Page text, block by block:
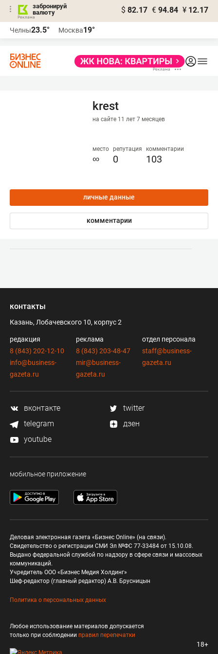
забронируй
валюту
$ 82.17 € 94.84 ¥ 12.17
Челны23.5° Москва19°
krest
на сайте 11 лет 7 месяцев
место
∞
репутация
0
комментарии
103
личные данные
комментарии
контакты
Казань, Лобачевского 10, корпус 2
редакция
8 (843) 202-12-10
info@business-
gazeta.ru
реклама
8 (843) 203-48-47
mir@business-
gazeta.ru
отдел персонала
staff@business-
gazeta.ru
вконтакте
twitter
telegram
дзен
youtube
мобильное приложение
Деловая электронная газета «Бизнес Online» (на связи).
Свидетельство о регистрации СМИ Эл №ФС 77-33484 от 15.10.08.
Выдано федеральной службой по надзору в сфере связи и массовых
коммуникаций.
Учредитель ООО «Бизнес Медия Холдинг»
Шеф-редактор (главный редактор) А.В. Брусницын
Политика о персональных данных
Любое использование материалов допускается
только при соблюдении правил перепечатки
18+